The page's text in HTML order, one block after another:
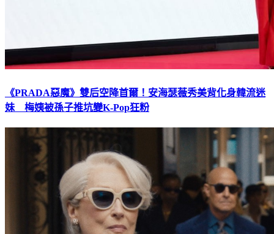
《PRADA惡魔》雙后空降首爾！安海瑟薇秀美背化身韓流迷